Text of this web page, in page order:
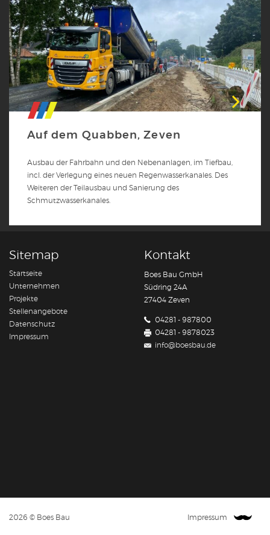
Auf dem Quabben, Zeven
Ausbau der Fahrbahn und den Nebenanlagen, im Tiefbau,
incl. der Verlegung eines neuen Regenwasserkanales. Des
Weiteren der Teilausbau und Sanierung des
Schmutzwasserkanales.
Sitemap
Startseite
Unternehmen
Projekte
Stellenangebote
Datenschutz
Impressum
Kontakt
Boes Bau GmbH
Südring 24A
27404 Zeven
04281 - 987800
04281 - 9878023
info@boesbau.de
2026 © Boes Bau Impressum